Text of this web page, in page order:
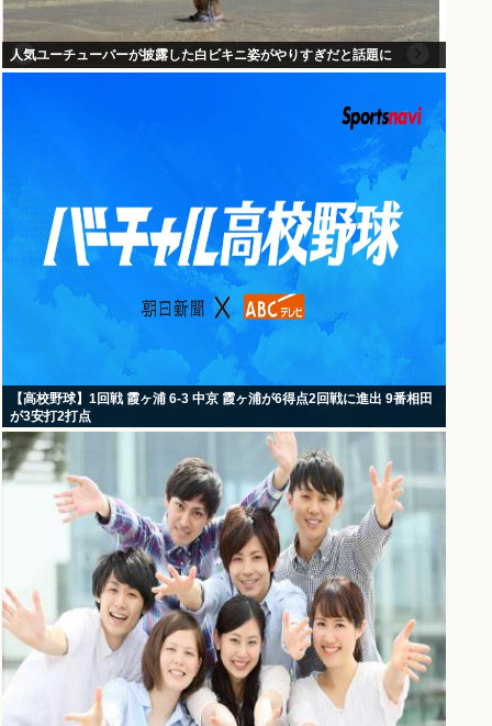
人気ユーチューバーが披露した白ビキニ姿がやりすぎだと話題に
【高校野球】1回戦 霞ヶ浦 6-3 中京 霞ヶ浦が6得点2回戦に進出 9番相田
が3安打2打点